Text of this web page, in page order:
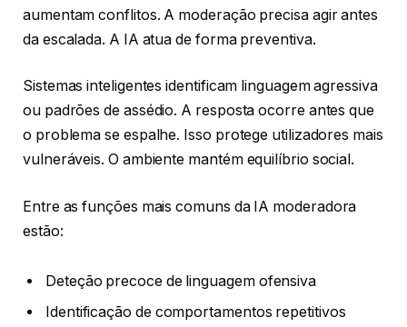
aumentam conflitos. A moderação precisa agir antes
da escalada. A IA atua de forma preventiva.
Sistemas inteligentes identificam linguagem agressiva
ou padrões de assédio. A resposta ocorre antes que
o problema se espalhe. Isso protege utilizadores mais
vulneráveis. O ambiente mantém equilíbrio social.
Entre as funções mais comuns da IA moderadora
estão:
Deteção precoce de linguagem ofensiva
Identificação de comportamentos repetitivos